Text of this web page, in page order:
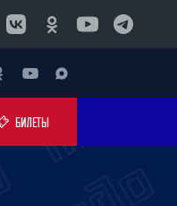
БИЛЕТЫ